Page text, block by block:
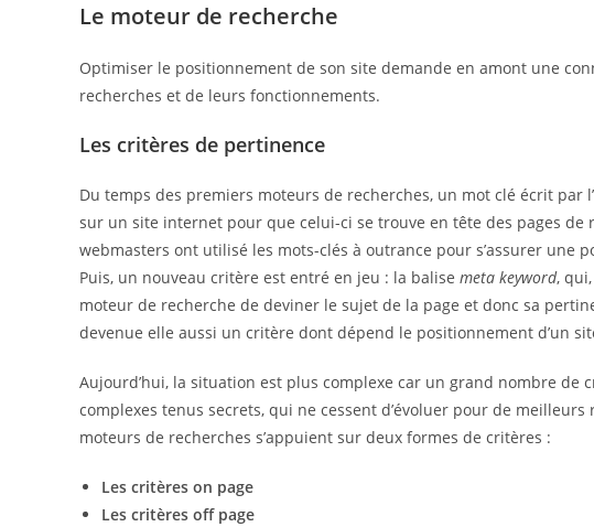
Le moteur de recherche
Optimiser le positionnement de son site demande en amont une
recherches et de leurs fonctionnements.
Les critères de pertinence
Du temps des premiers moteurs de recherches, un mot clé écrit
sur un site internet pour que celui-ci se trouve en tête des pages de
webmasters ont utilisé les mots-clés à outrance pour s’assurer une
Puis, un nouveau critère est entré en jeu : la balise meta keyword,
moteur de recherche de deviner le sujet de la page et donc sa
devenue elle aussi un critère dont dépend le positionnement d’un
Aujourd’hui, la situation est plus complexe car un grand nombre de
complexes tenus secrets, qui ne cessent d’évoluer pour de
moteurs de recherches s’appuient sur deux formes de critères :
Les critères on page
Les critères off page